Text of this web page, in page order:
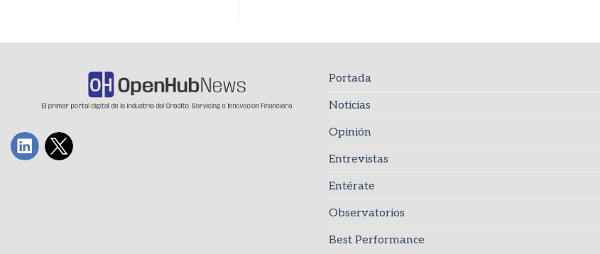
Portada
Noticias
Opinión
Entrevistas
Entérate
Observatorios
Best Performance